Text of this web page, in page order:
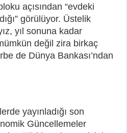
açısından “evdeki
görülüyor. Üstelik
yıl sonuna kadar
değil zira birkaç
de Dünya Bankası’ndan
yayınladığı son
Güncellemeler